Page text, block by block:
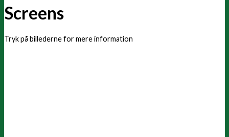
Screens
Tryk på billederne for mere information